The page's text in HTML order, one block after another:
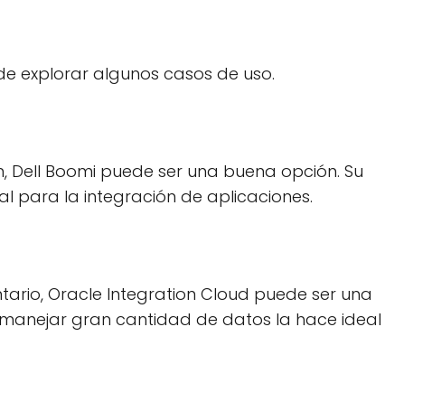
explorar algunos casos de uso.
Boomi puede ser una buena opción. Su
para la integración de aplicaciones.
Oracle Integration Cloud puede ser una
gran cantidad de datos la hace ideal